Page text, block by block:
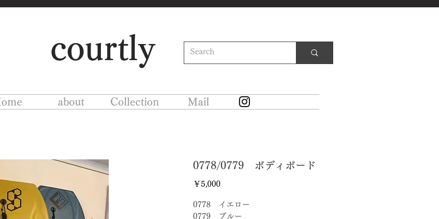
courtly
about Collection Mail
0778/0779 ボディボード
￥5,000価
0778 イエロー
0779 ブルー